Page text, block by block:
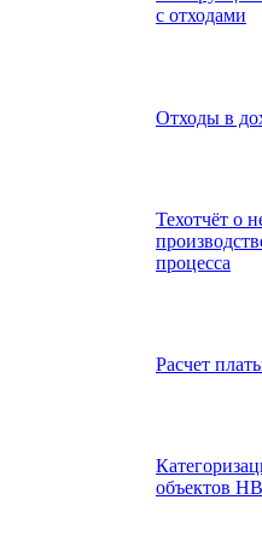
с отходами
Отходы в
Техотчёт о
процесса
Расчет
объектов